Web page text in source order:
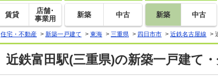
賃貸
店舗･
事業用
新築 中古 新築 中古
住宅・不動産 > 新築一戸建て > 東海 > 三重県 > 四日市市 > 近鉄名古屋線 >
近鉄富田駅(三重県)の新築一戸建て